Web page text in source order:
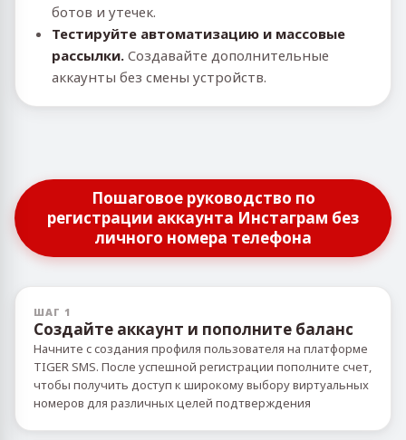
ботов и утечек.
Тестируйте автоматизацию и массовые
рассылки. Создавайте дополнительные
аккаунты без смены устройств.
Пошаговое руководство по
регистрации аккаунта Инстаграм без
личного номера телефона
ШАГ 1
Создайте аккаунт и пополните баланс
Начните с создания профиля пользователя на платформе
TIGER SMS. После успешной регистрации пополните счет,
чтобы получить доступ к широкому выбору виртуальных
номеров для различных целей подтверждения